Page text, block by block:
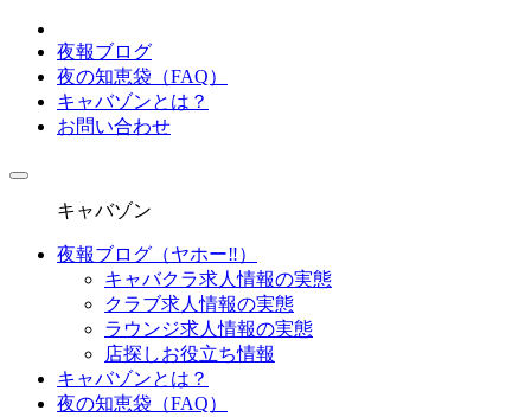
夜報ブログ
夜の知恵袋（FAQ）
キャバゾンとは？
お問い合わせ
toggle
navigationキャバゾン
夜報ブログ（ヤホー‼）
キャバクラ求人情報の実態
クラブ求人情報の実態
ラウンジ求人情報の実態
店探しお役立ち情報
キャバゾンとは？
夜の知恵袋（FAQ）